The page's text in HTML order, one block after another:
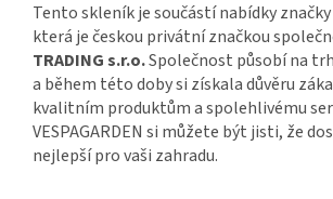
Tento skleník je součástí nabídky značky
která je českou privátní značkou
TRADING s.r.o.Společnost působí na
a během této doby si získala důvěru
kvalitním produktům a spolehlivému
VESPAGARDEN si můžete být jisti, že
nejlepší pro vaši zahradu.